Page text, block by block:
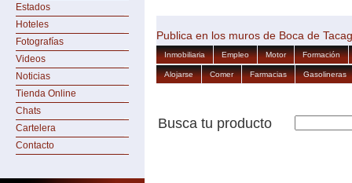
Estados
Hoteles
Fotografías
Videos
Noticias
Tienda Online
Chats
Cartelera
Contacto
Publica en los muros de Boca de
Inmobiliaria Empleo Motor Formación
Alojarse Comer Farmacias Gasolineras
Busca tu producto